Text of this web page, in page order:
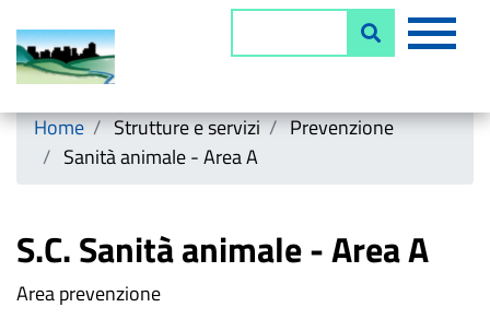
Salta
Horizontal menu
Home Strutture e servizi
Prevenzione
Sanità animale - Area A
S.C. Sanità animale - Area A
Area prevenzione